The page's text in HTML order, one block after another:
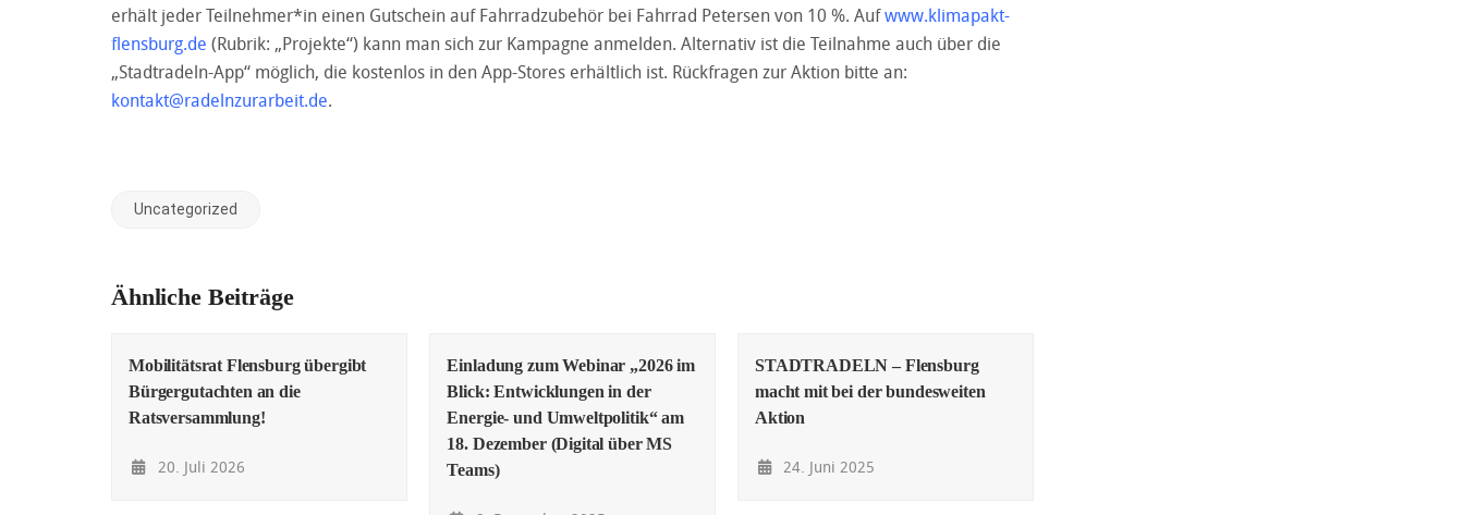
erhält jeder Teilnehmer*in einen Gutschein auf Fahrradzubehör bei Fahrrad Petersen von 10 %. Aufwww.klimapakt-
flensburg.de (Rubrik: „Projekte“) kann man sich zur Kampagne anmelden. Alternativ ist die Teilnahme auch über die
„Stadtradeln-App“ möglich, die kostenlos in den App-Stores erhältlich ist. Rückfragen zur Aktion bitte an:
kontakt@radelnzurarbeit.de.
Uncategorized
Ähnliche Beiträge
Mobilitätsrat Flensburg übergibt
Bürgergutachten an die
Ratsversammlung!
20. Juli 2026
Einladung zum Webinar „2026 im
Blick: Entwicklungen in der
Energie- und Umweltpolitik“ am
18. Dezember (Digital über MS
Teams)
STADTRADELN – Flensburg
macht mit bei der bundesweiten
Aktion
24. Juni 2025